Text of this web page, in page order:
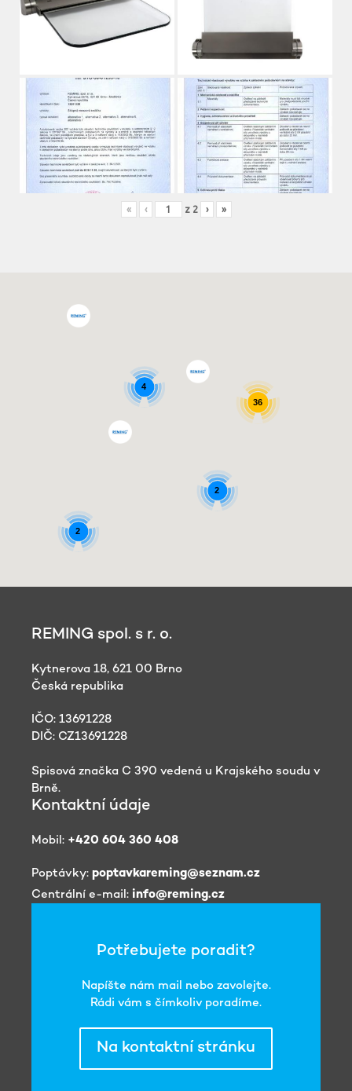
« ‹ z 2 › »
36
2
4
2
REMING spol. s r. o.
Kytnerova 18, 621 00 Brno
Česká republika
IČO: 13691228
DIČ: CZ13691228
Spisová značka C 390 vedená u Krajského soudu v
Brně.
Kontaktní údaje
Mobil: +420 604 360 408
Poptávky: poptavkareming@seznam.cz
Centrální e-mail: info@reming.cz
Potřebujete poradit?
Napíšte nám mail nebo zavolejte.
Rádi vám s čímkoliv poradíme.
Na kontaktní stránku